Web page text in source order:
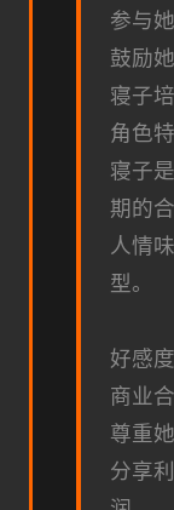
参与
鼓励
寝子
角色
寝子
期的
人情
型。
好感
商业
尊重
分享